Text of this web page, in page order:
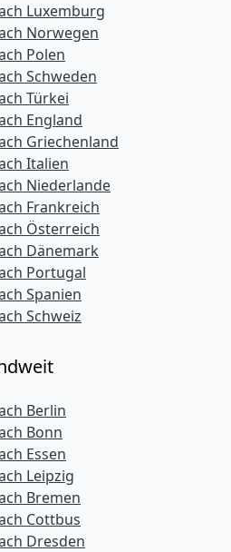
Luxemburg
Norwegen
Polen
Schweden
Türkei
England
Griechenland
Italien
Niederlande
Frankreich
Österreich
Dänemark
Portugal
Spanien
Schweiz
Berlin
Bonn
Essen
Leipzig
Bremen
Cottbus
Dresden